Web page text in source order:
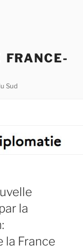
Sud
la
la France